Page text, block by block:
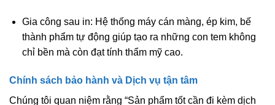
Gia công sau in: Hệ thống máy cán màng, ép kim, bế
thành phẩm tự động giúp tạo ra những con tem không
chỉ bền mà còn đạt tính thẩm mỹ cao.
Chính sách bảo hành và Dịch vụ tận tâm
Chúng tôi quan niệm rằng “Sản phẩm tốt cần đi kèm dịch